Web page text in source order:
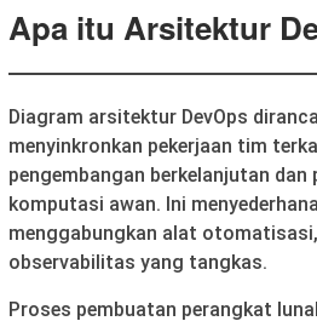
Apa itu Arsitektur
Diagram arsitektur DevOps
menyinkronkan pekerjaan tim
pengembangan berkelanjutan dan
komputasi awan. Ini
menggabungkan alat
observabilitas yang tangkas.
Proses pembuatan perangkat